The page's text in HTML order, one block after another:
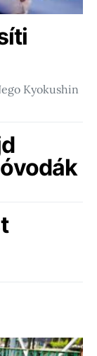
Kyokushin